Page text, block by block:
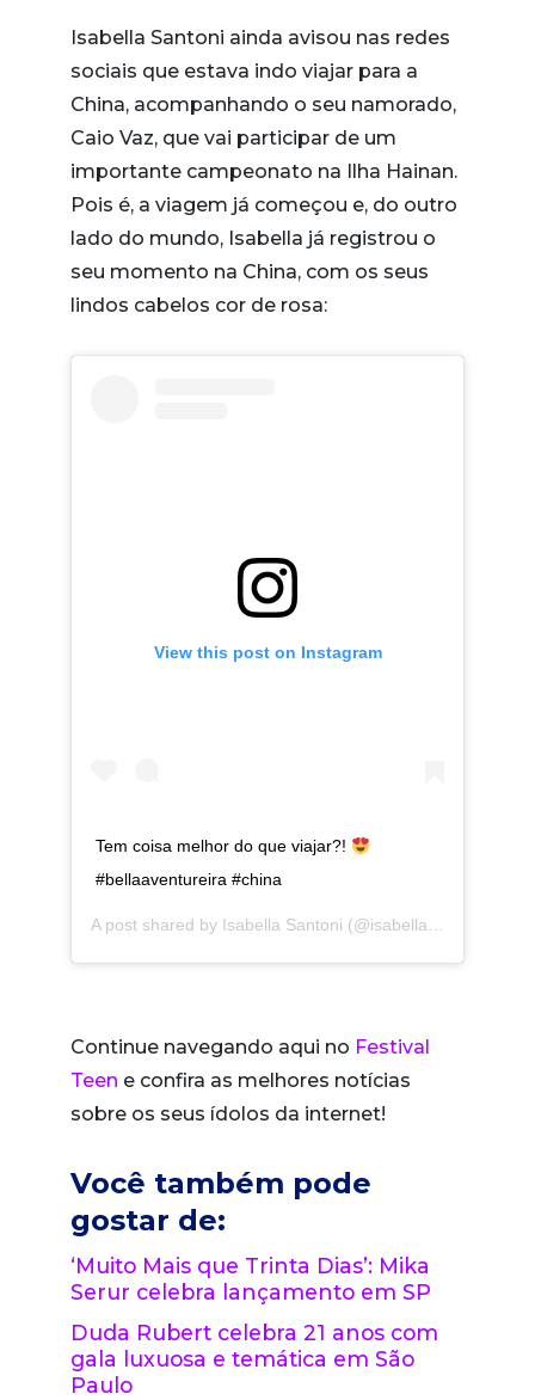
Isabella Santoni ainda avisou nas redes
sociais que estava indo viajar para a
China, acompanhando o seu namorado,
Caio Vaz, que vai participar de um
importante campeonato na Ilha Hainan.
Pois é, a viagem já começou e, do outro
lado do mundo, Isabella já registrou o
seu momento na China, com os seus
lindos cabelos cor de rosa:
View this post on Instagram
Tem coisa melhor do que viajar?!
#bellaaventureira #china
A post shared by Isabella Santoni (@isabellasantoni) on
Continue navegando aqui no Festival
Teen e confira as melhores notícias
sobre os seus ídolos da internet!
Você também pode
gostar de:
‘Muito Mais que Trinta Dias’: Mika
Serur celebra lançamento em SP
Duda Rubert celebra 21 anos com
gala luxuosa e temática em São
Paulo